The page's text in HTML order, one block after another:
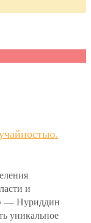
и
— Нуриддин
уникальное